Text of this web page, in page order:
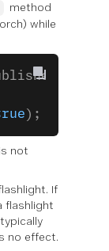
method
while
);
not
If
flashlight
no effect.